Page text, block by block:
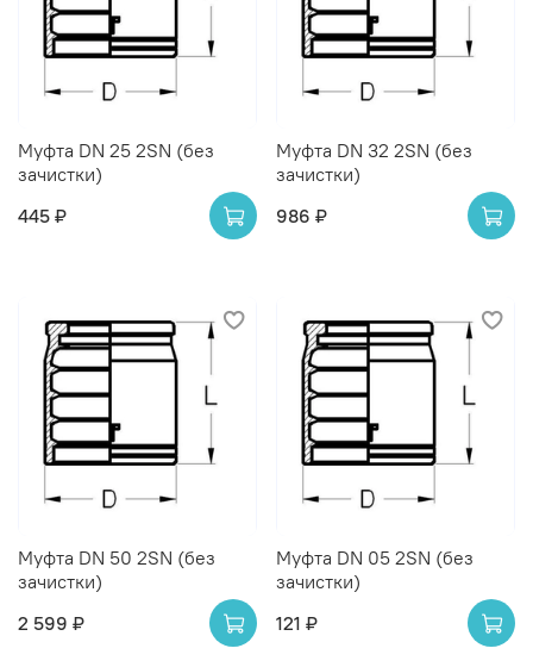
Муфта DN 25 2SN (без
зачистки)
445 ₽
Муфта DN 32 2SN (без
зачистки)
986 ₽
Муфта DN 50 2SN (без
зачистки)
2 599 ₽
Муфта DN 05 2SN (без
зачистки)
121 ₽